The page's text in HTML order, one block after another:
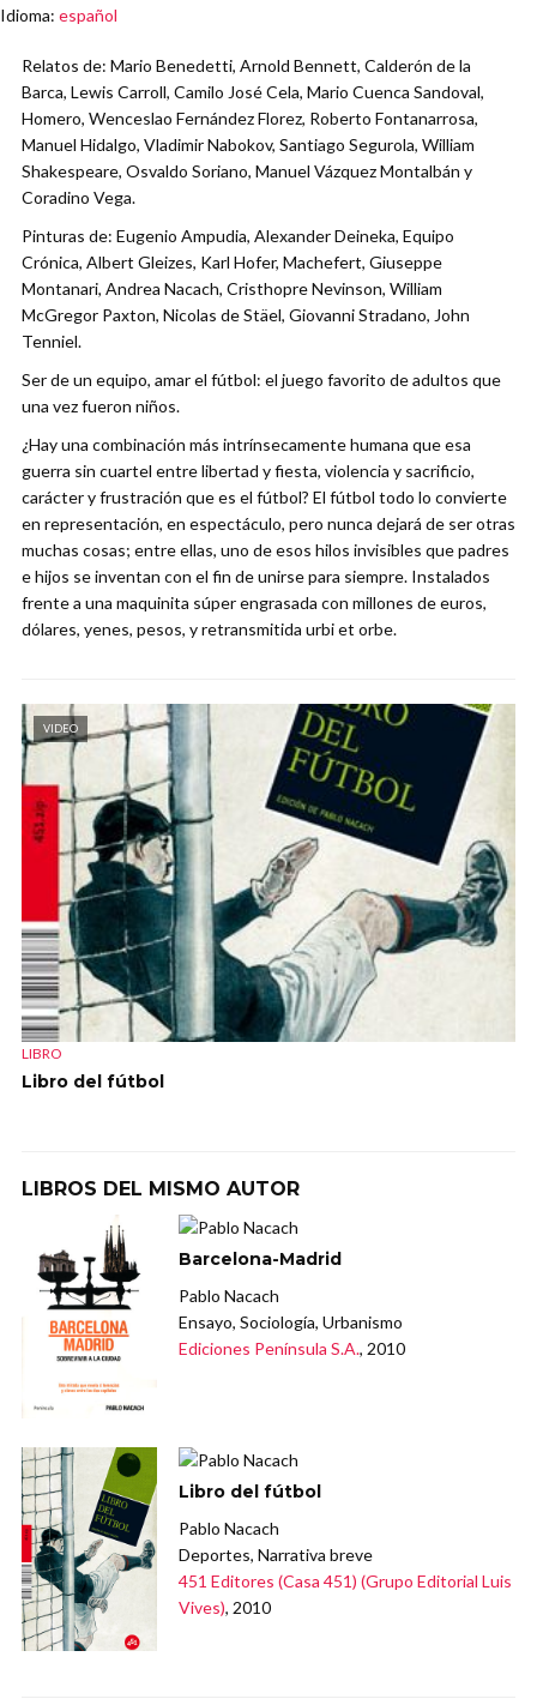
Idioma: español
Relatos de: Mario Benedetti, Arnold Bennett, Calderón de la
Barca, Lewis Carroll, Camilo José Cela, Mario Cuenca Sandoval,
Homero, Wenceslao Fernández Florez, Roberto Fontanarrosa,
Manuel Hidalgo, Vladimir Nabokov, Santiago Segurola, William
Shakespeare, Osvaldo Soriano, Manuel Vázquez Montalbán y
Coradino Vega.
Pinturas de: Eugenio Ampudia, Alexander Deineka, Equipo
Crónica, Albert Gleizes, Karl Hofer, Machefert, Giuseppe
Montanari, Andrea Nacach, Cristhopre Nevinson, William
McGregor Paxton, Nicolas de Stäel, Giovanni Stradano, John
Tenniel.
Ser de un equipo, amar el fútbol: el juego favorito de adultos que
una vez fueron niños.
¿Hay una combinación más intrínsecamente humana que esa
guerra sin cuartel entre libertad y fiesta, violencia y sacrificio,
carácter y frustración que es el fútbol? El fútbol todo lo convierte
en representación, en espectáculo, pero nunca dejará de ser otras
muchas cosas; entre ellas, uno de esos hilos invisibles que padres
e hijos se inventan con el fin de unirse para siempre. Instalados
frente a una maquinita súper engrasada con millones de euros,
dólares, yenes, pesos, y retransmitida urbi et orbe.
VIDEO
LIBRO
Libro del fútbol
LIBROS DEL MISMO AUTOR
Barcelona-Madrid
Pablo Nacach
Ensayo, Sociología, Urbanismo
Ediciones Península S.A., 2010
Libro del fútbol
Pablo Nacach
Deportes, Narrativa breve
451 Editores (Casa 451) (Grupo Editorial Luis
Vives), 2010